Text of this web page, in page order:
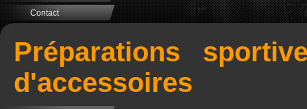
Contact
Préparations
d'accessoires